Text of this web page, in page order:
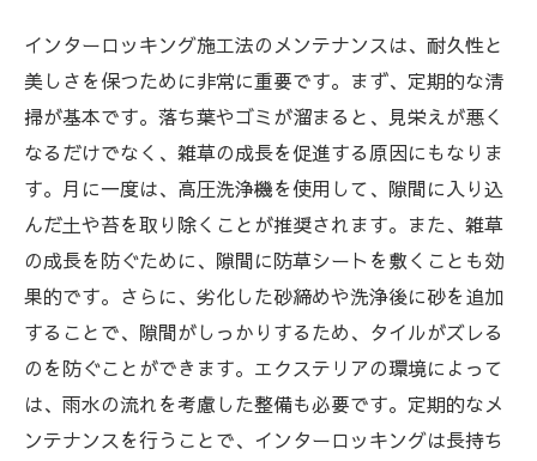
インターロッキング施工法のメンテナンスは、耐久性と
美しさを保つために非常に重要です。まず、定期的な清
掃が基本です。落ち葉やゴミが溜まると、見栄えが悪く
なるだけでなく、雑草の成長を促進する原因にもなりま
す。月に一度は、高圧洗浄機を使用して、隙間に入り込
んだ土や苔を取り除くことが推奨されます。また、雑草
の成長を防ぐために、隙間に防草シートを敷くことも効
果的です。さらに、劣化した砂締めや洗浄後に砂を追加
することで、隙間がしっかりするため、タイルがズレる
のを防ぐことができます。エクステリアの環境によって
は、雨水の流れを考慮した整備も必要です。定期的なメ
ンテナンスを行うことで、インターロッキングは長持ち